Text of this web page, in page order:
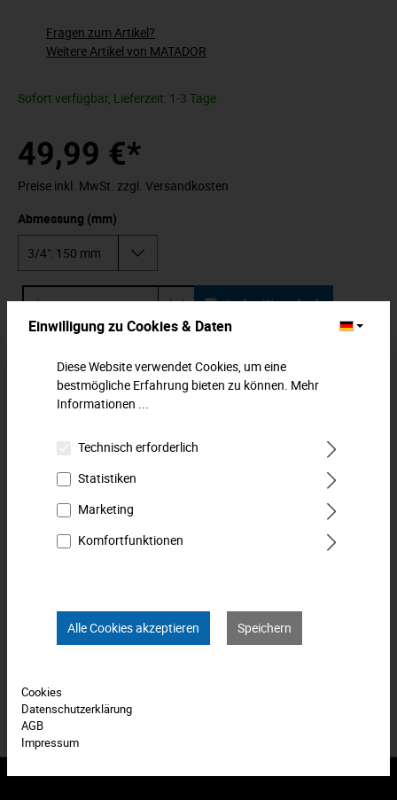
Fragen zum Artikel?
Weitere Artikel von MATADOR
Sofort verfügbar, Lieferzeit: 1-3 Tage
49,99 €*
Preise inkl. MwSt. zzgl. Versandkosten
Abmessung (mm)
In den Warenkorb
Beschreibung
Einsätze und Verbindungsteile. Vierkantantrieb nach DIN
3121, G 20…
Downloads
Technische Daten
Einwilligung zu Cookies & Daten
Diese Website verwendet Cookies, um eine
bestmögliche Erfahrung bieten zu können. Mehr
Informationen ...
Technisch erforderlich
Statistiken
Marketing
Komfortfunktionen
Alle Cookies akzeptieren Speichern
Cookies
Datenschutzerklärung
AGB
Impressum